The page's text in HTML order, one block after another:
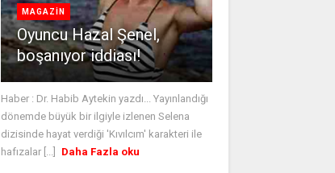
MAGAZİN
Oyuncu Hazal Şenel,
boşanıyor iddiası!
Haber : Dr. Habib Aytekin yazdı... Yayınlandığı
dönemde büyük bir ilgiyle izlenen Selena
dizisinde hayat verdiği 'Kıvılcım' karakteri ile
hafızalar [...]
Daha Fazla oku